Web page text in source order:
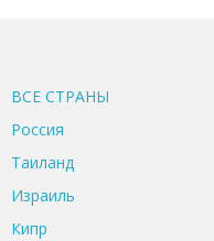
ВСЕ CТРАНЫ
Россия
Таиланд
Израиль
Кипр